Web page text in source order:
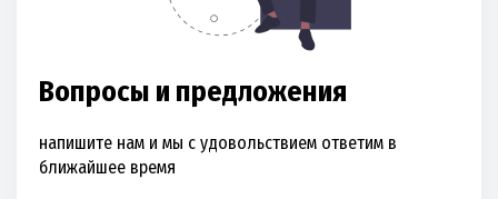
Вопросы и предложения
напишите нам и мы с удовольствием ответим в
ближайшее время